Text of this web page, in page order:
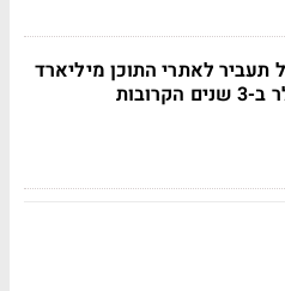
תעביר לאתרי התוכן מיליארד
הקרובות